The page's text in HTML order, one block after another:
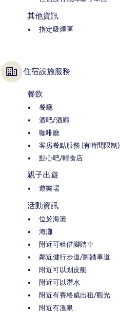
其他資訊
指定吸煙區
住宿設施服務
餐飲
餐廳
酒吧/酒廊
咖啡廳
客房餐點服務 (有時間限制)
點心吧/輕食店
親子出遊
遊樂場
活動資訊
位於海灘
海灘
附近可租借腳踏車
鄰近健行步道/腳踏車道
附近可以划皮艇
附近可以潛水
附近有賽格威出租/觀光
附近有溫泉